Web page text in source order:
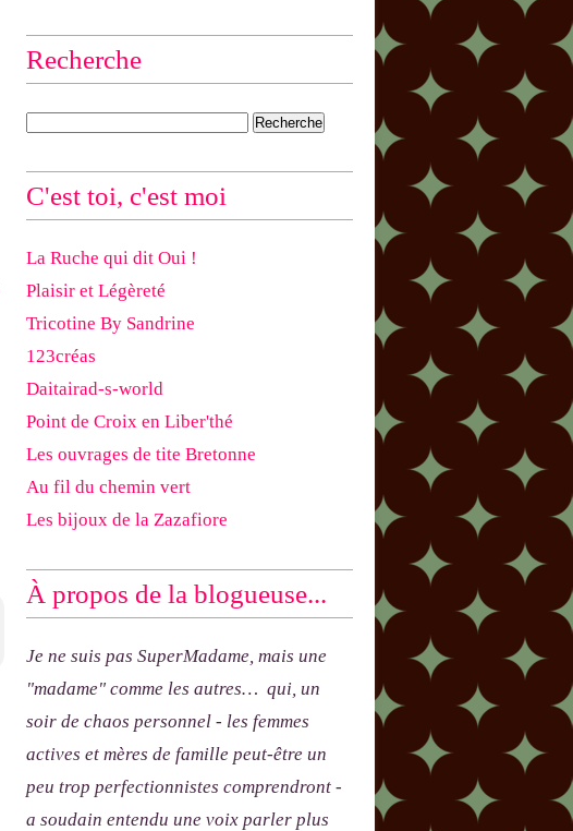
Recherche
C'est toi, c'est moi
La Ruche qui dit Oui !
Plaisir et Légèreté
Tricotine By Sandrine
123créas
Daitairad-s-world
Point de Croix en Liber'thé
Les ouvrages de tite Bretonne
Au fil du chemin vert
Les bijoux de la Zazafiore
À propos de la blogueuse...
Je ne suis pas SuperMadame, mais une
"madame" comme les autres… qui, un
soir de chaos personnel - les femmes
actives et mères de famille peut-être un
peu trop perfectionnistes comprendront -
a soudain entendu une voix parler plus